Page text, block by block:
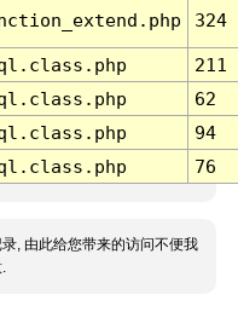
324
211
62
94
76
, 由此给您带来的访问不便我